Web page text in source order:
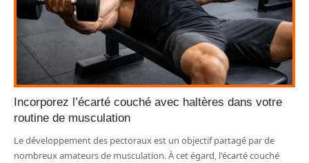
Incorporez l’écarté couché avec haltères dans votre
routine de musculation
Le développement des pectoraux est un objectif partagé par de
nombreux amateurs de musculation. À cet égard, l'écarté couché